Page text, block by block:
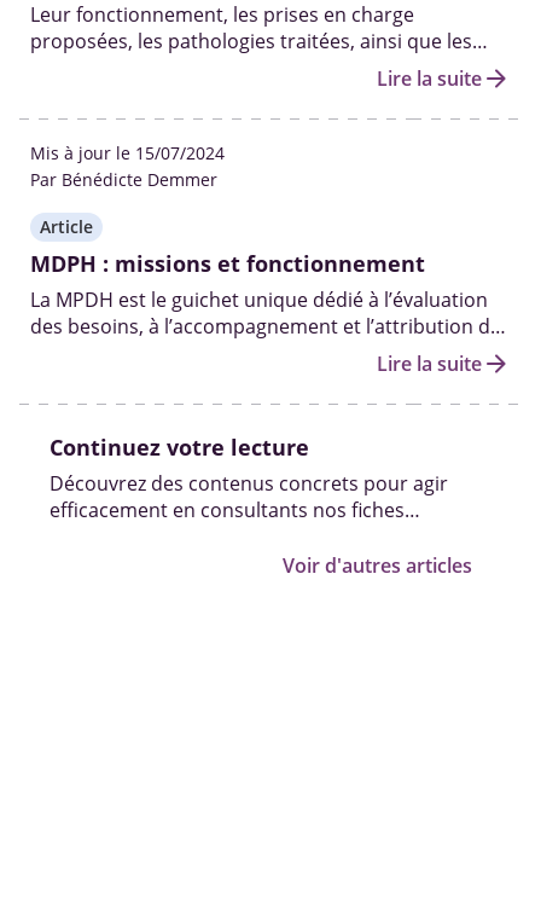
Leur fonctionnement, les prises en charge
proposées, les pathologies traitées, ainsi que les
Lire la suitearrow_forward
Mis à jour le 15/07/2024
Par Bénédicte Demmer
Article
MDPH : missions et fonctionnement
La MPDH est le guichet unique dédié à l’évaluation
des besoins, à l’accompagnement et l’attribution des
aides et droits aux personnes handicapées.Lire la suitearrow_forward
Continuez votre lecture
Découvrez des contenus concrets pour agir
efficacement en consultants nos fiches
Voir d'autres articles